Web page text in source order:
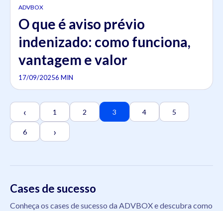
ADVBOX
O que é aviso prévio
indenizado: como funciona,
vantagem e valor
17/09/20256 MIN
‹ 1 2 3 4 5
6 ›
Cases de sucesso
Conheça os cases de sucesso da ADVBOX e descubra como